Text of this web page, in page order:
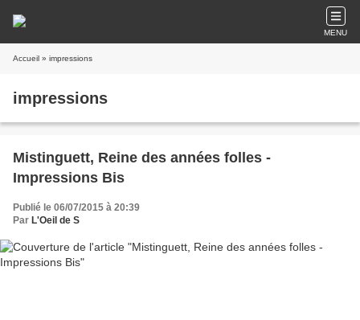
MENU
Accueil » impressions
impressions
Mistinguett, Reine des années folles -
Impressions Bis
Publié le 06/07/2015 à 20:39
Par L'Oeil de S